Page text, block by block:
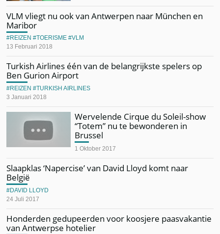
VLM vliegt nu ook van Antwerpen naar München en
Maribor
13 Februari 2018
REIZEN TOERISME VLM
Turkish Airlines één van de belangrijkste spelers op
Ben Gurion Airport
3 Januari 2018
REIZEN TURKISH AIRLINES
Wervelende Cirque du Soleil-show
“Totem” nu te bewonderen in
Brussel
1 Oktober 2017
Slaapklas ‘Napercise’ van David Lloyd komt naar
België
24 Juli 2017
DAVID LLOYD
Honderden gedupeerden voor koosjere paasvakantie
van Antwerpse hotelier